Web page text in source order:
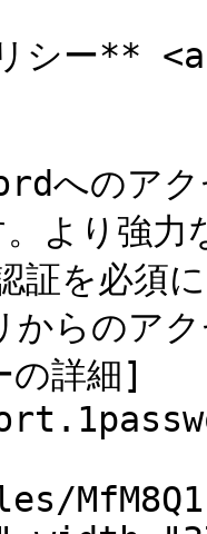
リシー
へのア
より強
証を必須
からのア
の詳細]